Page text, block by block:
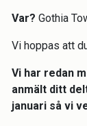
Var? Gothia
Vi hoppas att
Vi har redan
anmält ditt
januari så vi